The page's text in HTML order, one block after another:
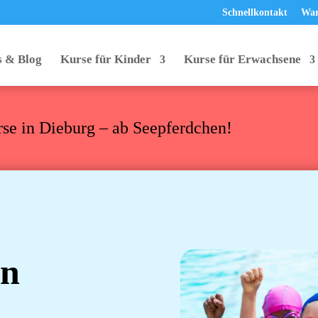
Schnellkontakt
& Blog Kurse für Kinder Kurse für Erwachsene
in Dieburg – ab Seepferdchen!